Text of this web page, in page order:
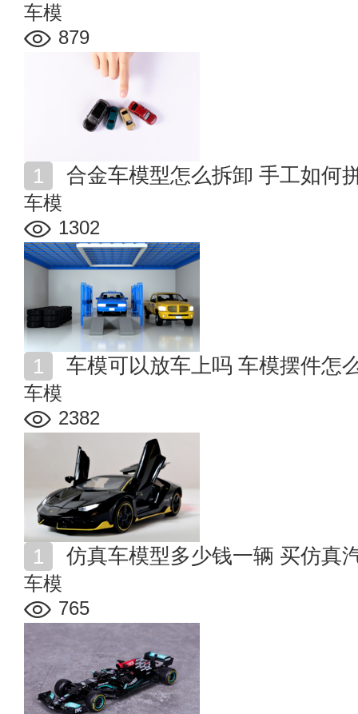
车模
879
合金车模型怎么拆卸 手工如何
车模
1302
车模可以放车上吗 车模摆件怎
车模
2382
仿真车模型多少钱一辆 买仿真
车模
765